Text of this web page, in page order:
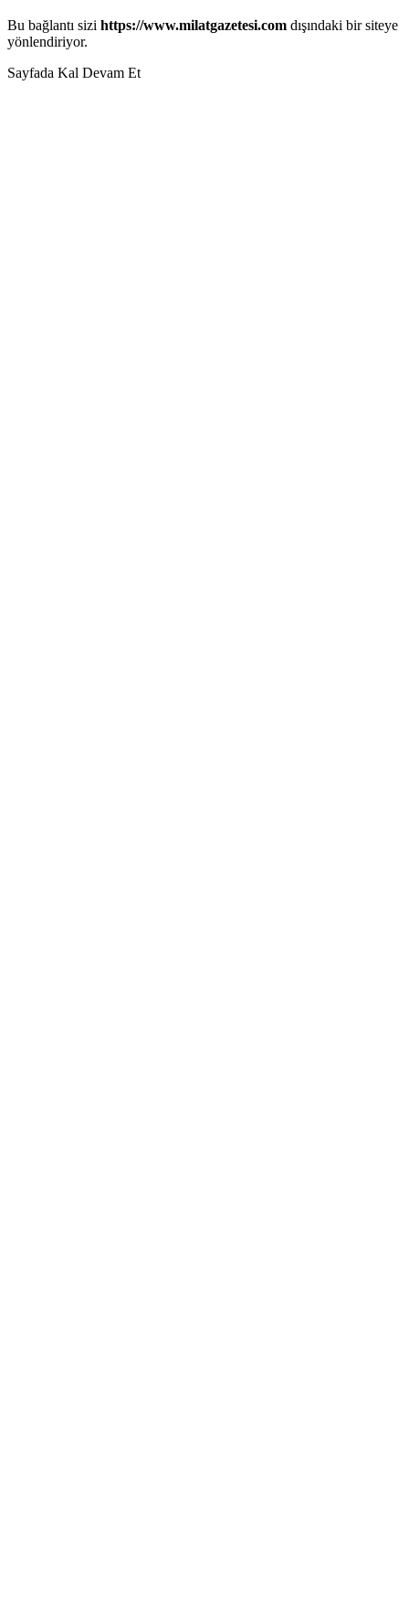
Bu bağlantı sizi https://www.milatgazetesi.com dışındaki bir siteye
yönlendiriyor.
Sayfada Kal Devam Et